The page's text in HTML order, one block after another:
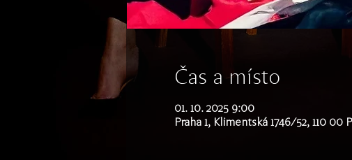
Čas a místo
01. 10. 2025 9:00
Praha 1, Klimentská 1746/52, 110 00